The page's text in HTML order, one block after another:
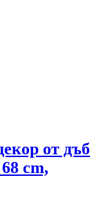
от дъб
cm,